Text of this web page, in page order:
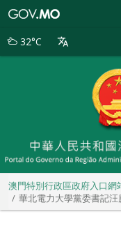
別
32°C
澳門特別行政區政府入口網
華北電力大學黨委書記